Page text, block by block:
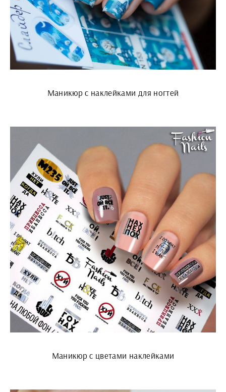
Маникюр с наклейками для ногтей
Маникюр с цветами наклейками